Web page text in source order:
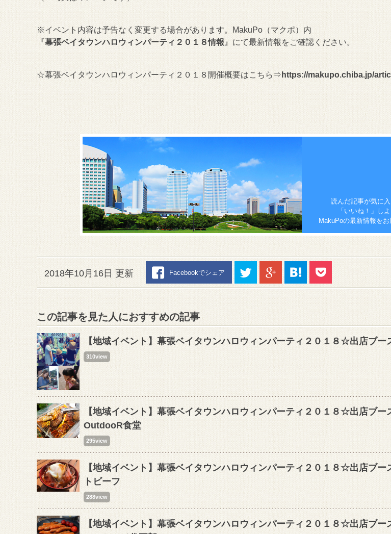
※イベント内容は予告なく変更する場合があります。MakuPo（マクポ）内
『幕張ベイタウンハロウィンパーティ２０１８情報 』にて最新情報をご確認ください。
☆幕張ベイタウンハロウィンパーティ２０１８開催概要はこちら⇒ https://makupo.chiba.jp/
読んだ記事が気に
「いいね！」しよ
MakuPoの最新情報を
2018年10月16日 更新 Facebookでシェア
この記事を見た人におすすめの記事
【地域イベント】幕張ベイタウンハロウィンパーティ２０１８☆出店ブー
310view
【地域イベント】幕張ベイタウンハロウィンパーティ２０１８☆出店ブ
OutdooR食堂
295view
【地域イベント】幕張ベイタウンハロウィンパーティ２０１８☆出店ブ
トビーフ
288view
【地域イベント】幕張ベイタウンハロウィンパーティ２０１８☆出店ブ